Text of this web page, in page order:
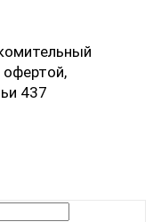
офертой,
437